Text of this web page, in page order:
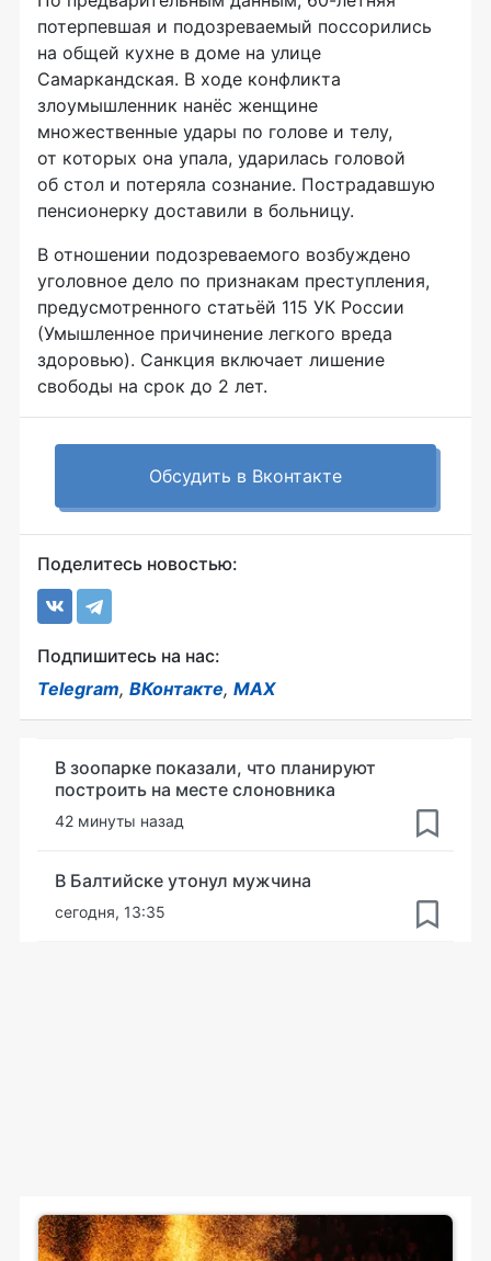
потерпевшая и подозреваемый поссорились
на общей кухне в доме на улице
Самаркандская. В ходе конфликта
злоумышленник нанёс женщине
множественные удары по голове и телу,
от которых она упала, ударилась головой
об стол и потеряла сознание. Пострадавшую
пенсионерку доставили в больницу.
В отношении подозреваемого возбуждено
уголовное дело по признакам преступления,
предусмотренного статьёй 115 УК России
(Умышленное причинение легкого вреда
здоровью). Санкция включает лишение
свободы на срок до 2 лет.
Обсудить в Вконтакте
Поделитесь новостью:
Подпишитесь на нас:
Telegram, ВКонтакте, MAX
В зоопарке показали, что планируют
построить на месте слоновника
42 минуты назад
В Балтийске утонул мужчина
сегодня, 13:35